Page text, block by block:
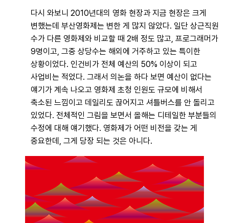
다시 와보니 2010년대의 영화 현장과 지금 현장은 크게
변했는데 부산영화제는 변한 게 많지 않았다. 일단 상근직원
수가 다른 영화제와 비교할 때 2배 정도 많고, 프로그래머가
9명이고, 그중 상당수는 해외에 거주하고 있는 특이한
상황이었다. 인건비가 전체 예산의 50% 이상이 되고
사업비는 적었다. 그래서 의논을 하다 보면 예산이 없다는
얘기가 계속 나오고 영화제 초청 인원도 규모에 비해서
축소된 느낌이고 데일리도 끊어지고 셔틀버스를 안 돌리고
있었다. 전체적인 그림을 보면서 올해는 디테일한 부분들의
수정에 대해 얘기했다. 영화제가 어떤 비전을 갖는 게
중요한데, 그게 당장 되는 것은 아니다.